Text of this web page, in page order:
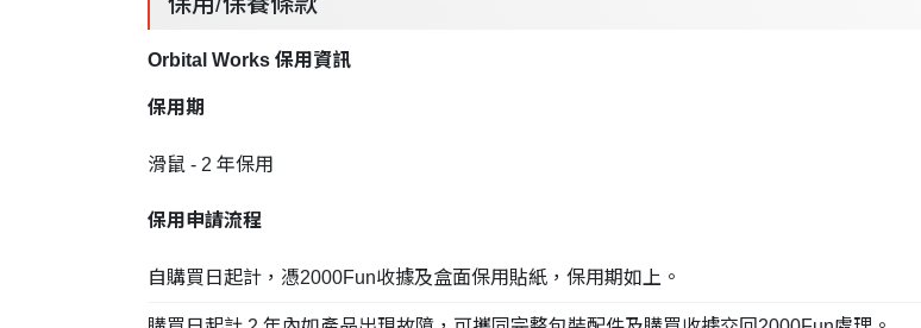
Orbital Works 保用資訊
保用期
滑鼠 - 2 年保用
保用申請流程
自購買日起計，憑2000Fun收據及盒面保用貼紙，保用期如上。